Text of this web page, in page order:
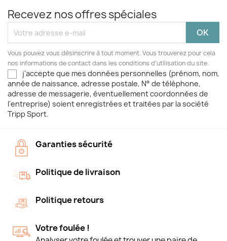
Recevez nos offres spéciales
Vous pouvez vous désinscrire à tout moment. Vous trouverez pour cela
nos informations de contact dans les conditions d'utilisation du site.
j'accepte que mes données personnelles (prénom, nom,
année de naissance, adresse postale, N° de téléphone,
adresse de messagerie, éventuellement coordonnées de
l'entreprise) soient enregistrées et traitées par la société
Tripp Sport.
Garanties sécurité
Politique de livraison
Politique retours
Votre foulée !